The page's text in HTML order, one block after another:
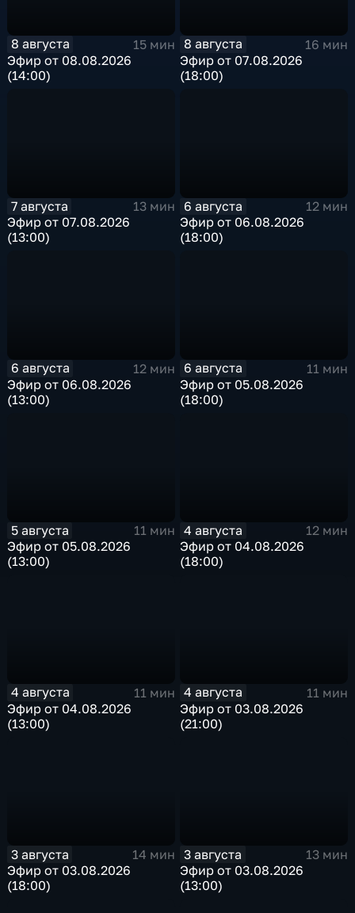
8 августа
15 мин
Эфир от 08.08.2026
(14:00)
8 августа
16 мин
Эфир от 07.08.2026
(18:00)
7 августа
13 мин
Эфир от 07.08.2026
(13:00)
6 августа
12 мин
Эфир от 06.08.2026
(18:00)
6 августа
12 мин
Эфир от 06.08.2026
(13:00)
6 августа
11 мин
Эфир от 05.08.2026
(18:00)
5 августа
11 мин
Эфир от 05.08.2026
(13:00)
4 августа
12 мин
Эфир от 04.08.2026
(18:00)
4 августа
11 мин
Эфир от 04.08.2026
(13:00)
4 августа
11 мин
Эфир от 03.08.2026
(21:00)
3 августа
14 мин
Эфир от 03.08.2026
(18:00)
3 августа
13 мин
Эфир от 03.08.2026
(13:00)